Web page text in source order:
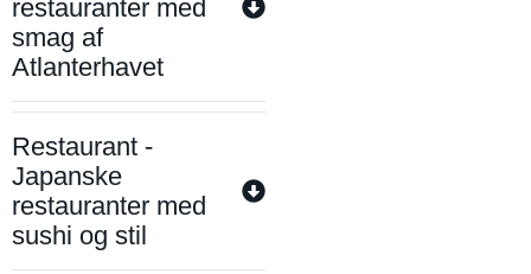
restauranter med
smag af
Atlanterhavet
Restaurant -
Japanske
restauranter med
sushi og stil